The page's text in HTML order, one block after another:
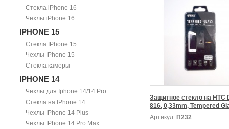
Стекла iPhone 16
Чехлы iPhone 16
IPHONE 15
Стекла IPhone 15
Чехлы IPhone 15
Стекла камеры
IPHONE 14
Чехлы для Iphone 14/14 Pro
Стекла на IPhone 14
Чехлы IPhone 14 Plus
Чехлы IPhone 14 Pro Max
Защитное стекло на HTC
816, 0,33mm, Tempered
Артикул: П232